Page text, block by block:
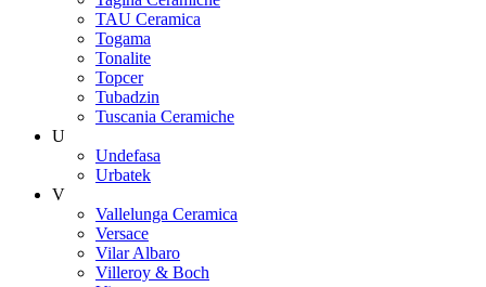
TAU Ceramica
Togama
Tonalite
Topcer
Tubadzin
Tuscania Ceramiche
U
Undefasa
Urbatek
V
Vallelunga Ceramica
Versace
Vilar Albaro
Villeroy & Boch